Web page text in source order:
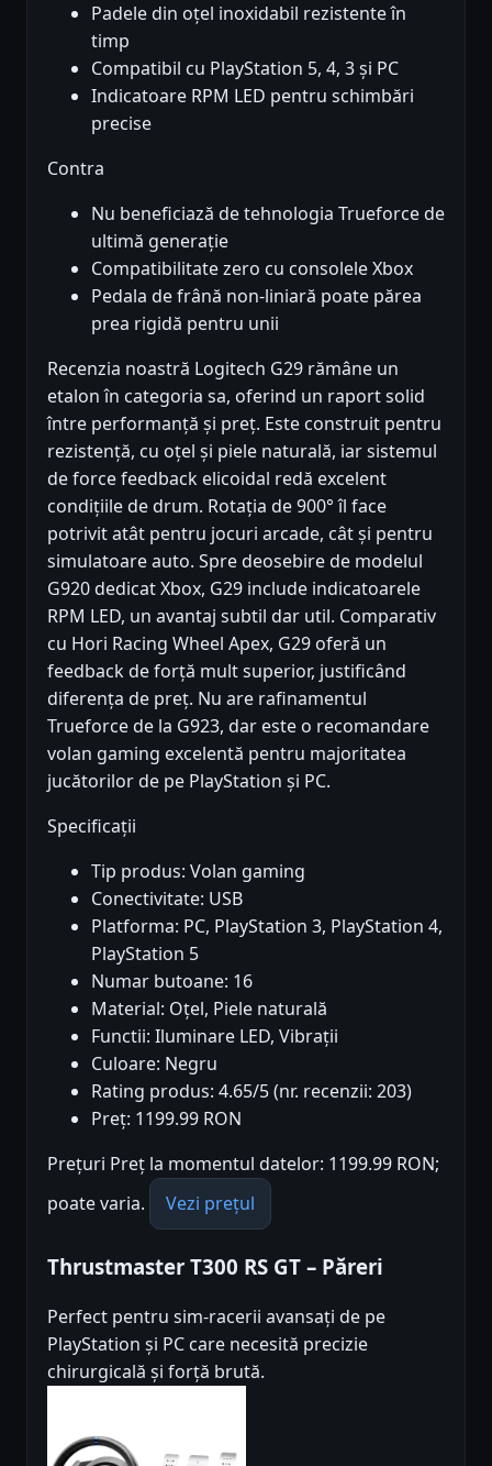
Padele din oțel inoxidabil rezistente în
timp
Compatibil cu PlayStation 5, 4, 3 și PC
Indicatoare RPM LED pentru schimbări
precise
Contra
Nu beneficiază de tehnologia Trueforce de
ultimă generație
Compatibilitate zero cu consolele Xbox
Pedala de frână non-liniară poate părea
prea rigidă pentru unii
Recenzia noastră Logitech G29 rămâne un
etalon în categoria sa, oferind un raport solid
între performanță și preț. Este construit pentru
rezistență, cu oțel și piele naturală, iar sistemul
de force feedback elicoidal redă excelent
condițiile de drum. Rotația de 900° îl face
potrivit atât pentru jocuri arcade, cât și pentru
simulatoare auto. Spre deosebire de modelul
G920 dedicat Xbox, G29 include indicatoarele
RPM LED, un avantaj subtil dar util. Comparativ
cu Hori Racing Wheel Apex, G29 oferă un
feedback de forță mult superior, justificând
diferența de preț. Nu are rafinamentul
Trueforce de la G923, dar este o recomandare
volan gaming excelentă pentru majoritatea
jucătorilor de pe PlayStation și PC.
Specificații
Tip produs: Volan gaming
Conectivitate: USB
Platforma: PC, PlayStation 3, PlayStation 4,
PlayStation 5
Numar butoane: 16
Material: Oțel, Piele naturală
Functii: Iluminare LED, Vibrații
Culoare: Negru
Rating produs: 4.65/5 (nr. recenzii: 203)
Preț: 1199.99 RON
Prețuri Preț la momentul datelor: 1199.99 RON;
poate varia.
Vezi prețul
Thrustmaster T300 RS GT – Păreri
Perfect pentru sim-racerii avansați de pe
PlayStation și PC care necesită precizie
chirurgicală și forță brută.